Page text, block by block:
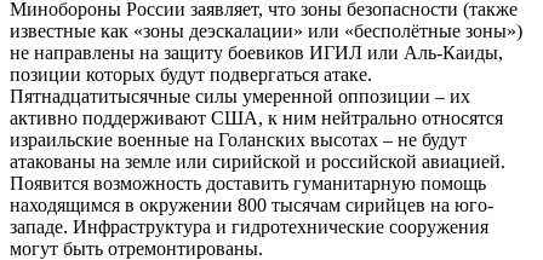
Минобороны России заявляет, что зоны безопасности (также
известные как «зоны деэскалации» или «бесполётные зоны»)
не направлены на защиту боевиков ИГИЛ или Аль-Каиды,
позиции которых будут подвергаться атаке.
Пятнадцатитысячные силы умеренной оппозиции – их
активно поддерживают США, к ним нейтрально относятся
израильские военные на Голанских высотах – не будут
атакованы на земле или сирийской и российской авиацией.
Появится возможность доставить гуманитарную помощь
находящимся в окружении 800 тысячам сирийцев на юго-
западе. Инфраструктура и гидротехнические сооружения
могут быть отремонтированы.